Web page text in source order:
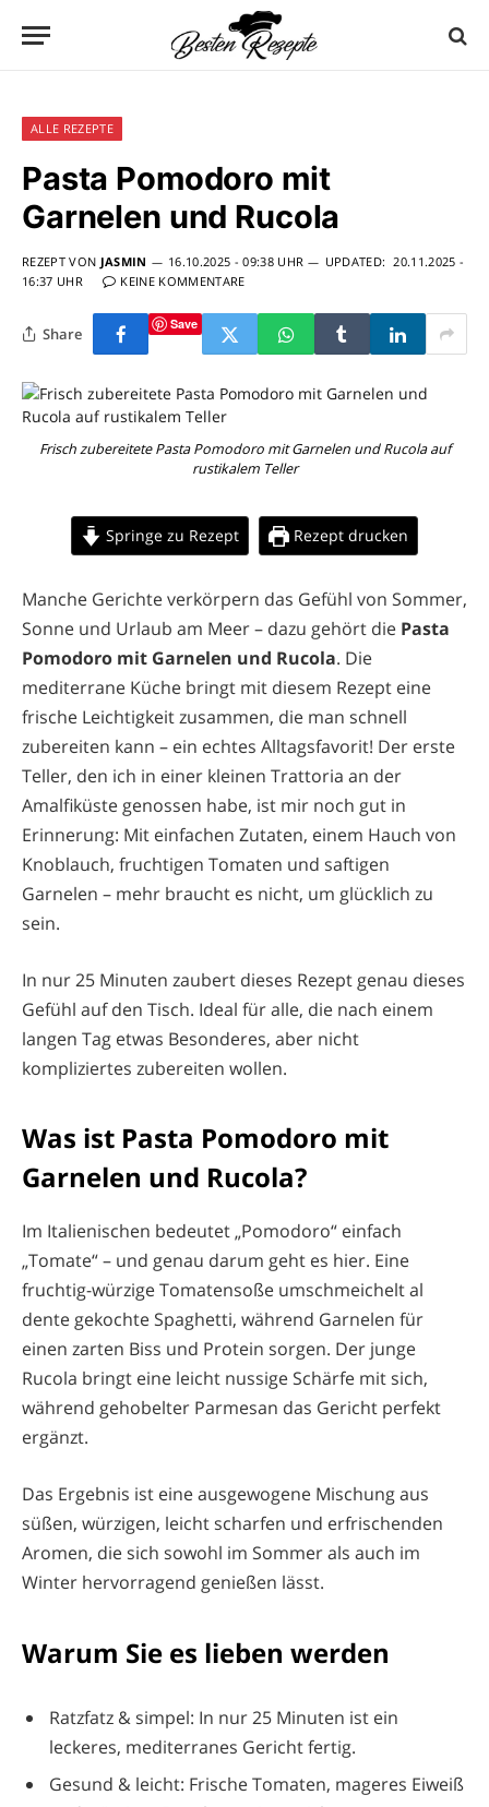
ALLE REZEPTE
Pasta Pomodoro mit
Garnelen und Rucola
REZEPT VON JASMIN 16.10.2025 - 09:38 UHR UPDATED: 20.11.2025 -
16:37 UHR
KEINE KOMMENTARE
Share Save
Frisch zubereitete Pasta Pomodoro mit Garnelen und Rucola auf
rustikalem Teller
Springe zu Rezept Rezept drucken
Manche Gerichte verkörpern das Gefühl von Sommer,
Sonne und Urlaub am Meer – dazu gehört die Pasta
Pomodoro mit Garnelen und Rucola. Die
mediterrane Küche bringt mit diesem Rezept eine
frische Leichtigkeit zusammen, die man schnell
zubereiten kann – ein echtes Alltagsfavorit! Der erste
Teller, den ich in einer kleinen Trattoria an der
Amalfiküste genossen habe, ist mir noch gut in
Erinnerung: Mit einfachen Zutaten, einem Hauch von
Knoblauch, fruchtigen Tomaten und saftigen
Garnelen – mehr braucht es nicht, um glücklich zu
sein.
In nur 25 Minuten zaubert dieses Rezept genau dieses
Gefühl auf den Tisch. Ideal für alle, die nach einem
langen Tag etwas Besonderes, aber nicht
kompliziertes zubereiten wollen.
Was ist Pasta Pomodoro mit
Garnelen und Rucola?
Im Italienischen bedeutet „Pomodoro“ einfach
„Tomate“ – und genau darum geht es hier. Eine
fruchtig-würzige Tomatensoße umschmeichelt al
dente gekochte Spaghetti, während Garnelen für
einen zarten Biss und Protein sorgen. Der junge
Rucola bringt eine leicht nussige Schärfe mit sich,
während gehobelter Parmesan das Gericht perfekt
ergänzt.
Das Ergebnis ist eine ausgewogene Mischung aus
süßen, würzigen, leicht scharfen und erfrischenden
Aromen, die sich sowohl im Sommer als auch im
Winter hervorragend genießen lässt.
Warum Sie es lieben werden
Ratzfatz & simpel: In nur 25 Minuten ist ein
leckeres, mediterranes Gericht fertig.
Gesund & leicht: Frische Tomaten, mageres Eiweiß